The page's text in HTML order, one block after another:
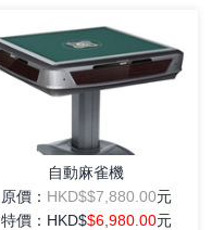
自動麻雀機
原價： HKD$$7,880.00元
特價：HKD$$6,980.00元